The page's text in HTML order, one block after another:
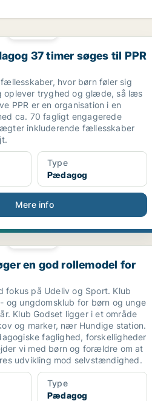
timer søges til PPR i Greve
37 timer søges til PPR
hvor børn føler sig
oplever tryghed og glæde, så læs
PPR er en organisation i en
ca. 70 fagligt engagerede
inkluderende fællesskaber
Type
Pædagog
Mere info
god rollemodel for børnene
en god rollemodel for
fokus på Udeliv og Sport. Klub
og ungdomsklub for børn og unge
Klub Godset ligger i et område
og marker, nær Hundige station.
faglighed, forskelligheder
vi med børn og forældre om at
udvikling mod selvstændighed.
Type
Pædagog